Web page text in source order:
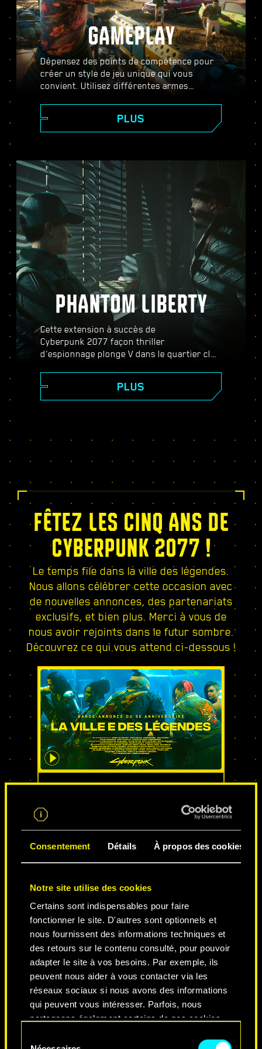
Consentement Détails À propos des cookies
Notre site utilise des cookies
Certains sont indispensables pour faire
fonctionner le site. D'autres sont optionnels et
nous fournissent des informations techniques et
des retours sur le contenu consulté, pour pouvoir
adapter le site à vos besoins. Par exemple, ils
peuvent nous aider à vous contacter via les
réseaux sociaux si nous avons des informations
qui peuvent vous intéresser. Parfois, nous
partageons également certains de nos cookies
optionnels ne seront appliqués qu'avec votre
GAMEPLAY
Dépensez des points de compétence pour
créer un style de jeu unique qui vous
convient. Utilisez différentes armes
pour devenir le meilleur mercenaire de la
ville. Prenez part à des fusillades intenses,
faufilez-vous dans des zones hautement
gardées.
PLUS
PHANTOM LIBERTY
Cette extension à succès de
Cyberpunk 2077 façon thriller
d'espionnage plonge V dans le quartier clos
histoire haletante pleine de
rebondissements où vos décisions
Relic, effectuez des missions dans un
contrats électrisants et bien plus encore !
PLUS
FÊTEZ LES CINQ ANS DE
CYBERPUNK 2077 !
Le temps file dans la ville des légendes.
Nous allons célébrer cette occasion avec
de nouvelles annonces, des partenariats
exclusifs, et bien plus. Merci à vous de
nous avoir rejoints dans le futur sombre.
Découvrez ce qui vous attend ci-dessous !
LA VILLE DES LÉGENDES
NEVER FADE AWAY